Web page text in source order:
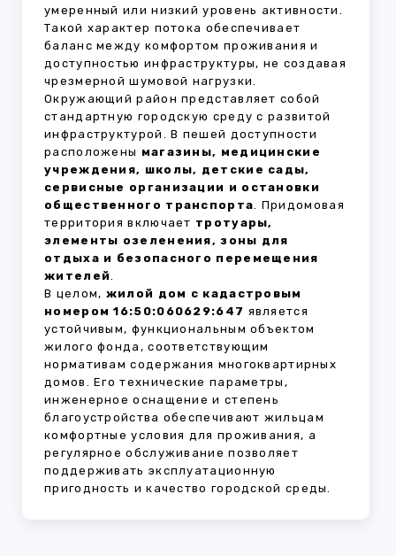
умеренный или низкий уровень активности.
Такой характер потока обеспечивает
баланс между комфортом проживания и
доступностью инфраструктуры, не создавая
чрезмерной шумовой нагрузки.
Окружающий район представляет собой
стандартную городскую среду с развитой
инфраструктурой. В пешей доступности
расположены магазины, медицинские
учреждения, школы, детские сады,
сервисные организации и остановки
общественного транспорта. Придомовая
территория включает тротуары,
элементы озеленения, зоны для
отдыха и безопасного перемещения
жителей.
В целом, жилой дом с кадастровым
номером 16:50:060629:647 является
устойчивым, функциональным объектом
жилого фонда, соответствующим
нормативам содержания многоквартирных
домов. Его технические параметры,
инженерное оснащение и степень
благоустройства обеспечивают жильцам
комфортные условия для проживания, а
регулярное обслуживание позволяет
поддерживать эксплуатационную
пригодность и качество городской среды.